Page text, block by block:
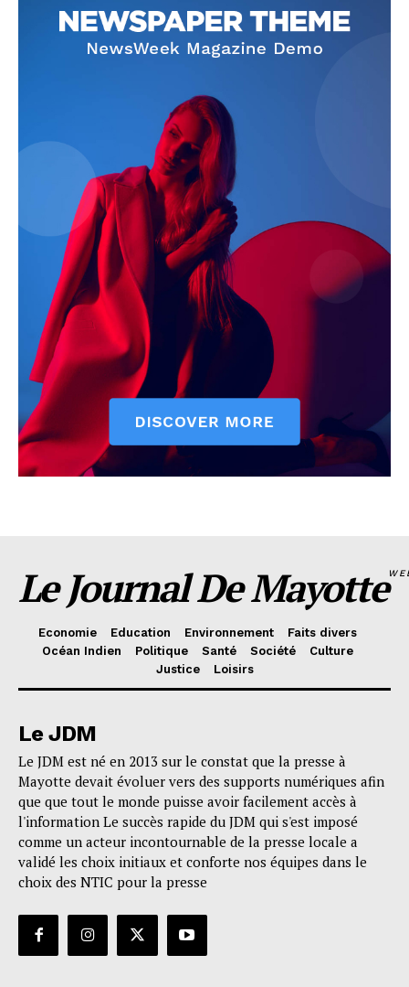
Le Journal De Mayotte
Economie Education Environnement
Faits divers
Océan Indien
Politique Santé Société
Culture
Justice
Loisirs
Le JDM
Le JDM est né en 2013 sur le constat que la presse à
Mayotte devait évoluer vers des supports numériques afin
que que tout le monde puisse avoir facilement accès à
l'information Le succès rapide du JDM qui s'est imposé
comme un acteur incontournable de la presse locale a
validé les choix initiaux et conforte nos équipes dans le
choix des NTIC pour la presse